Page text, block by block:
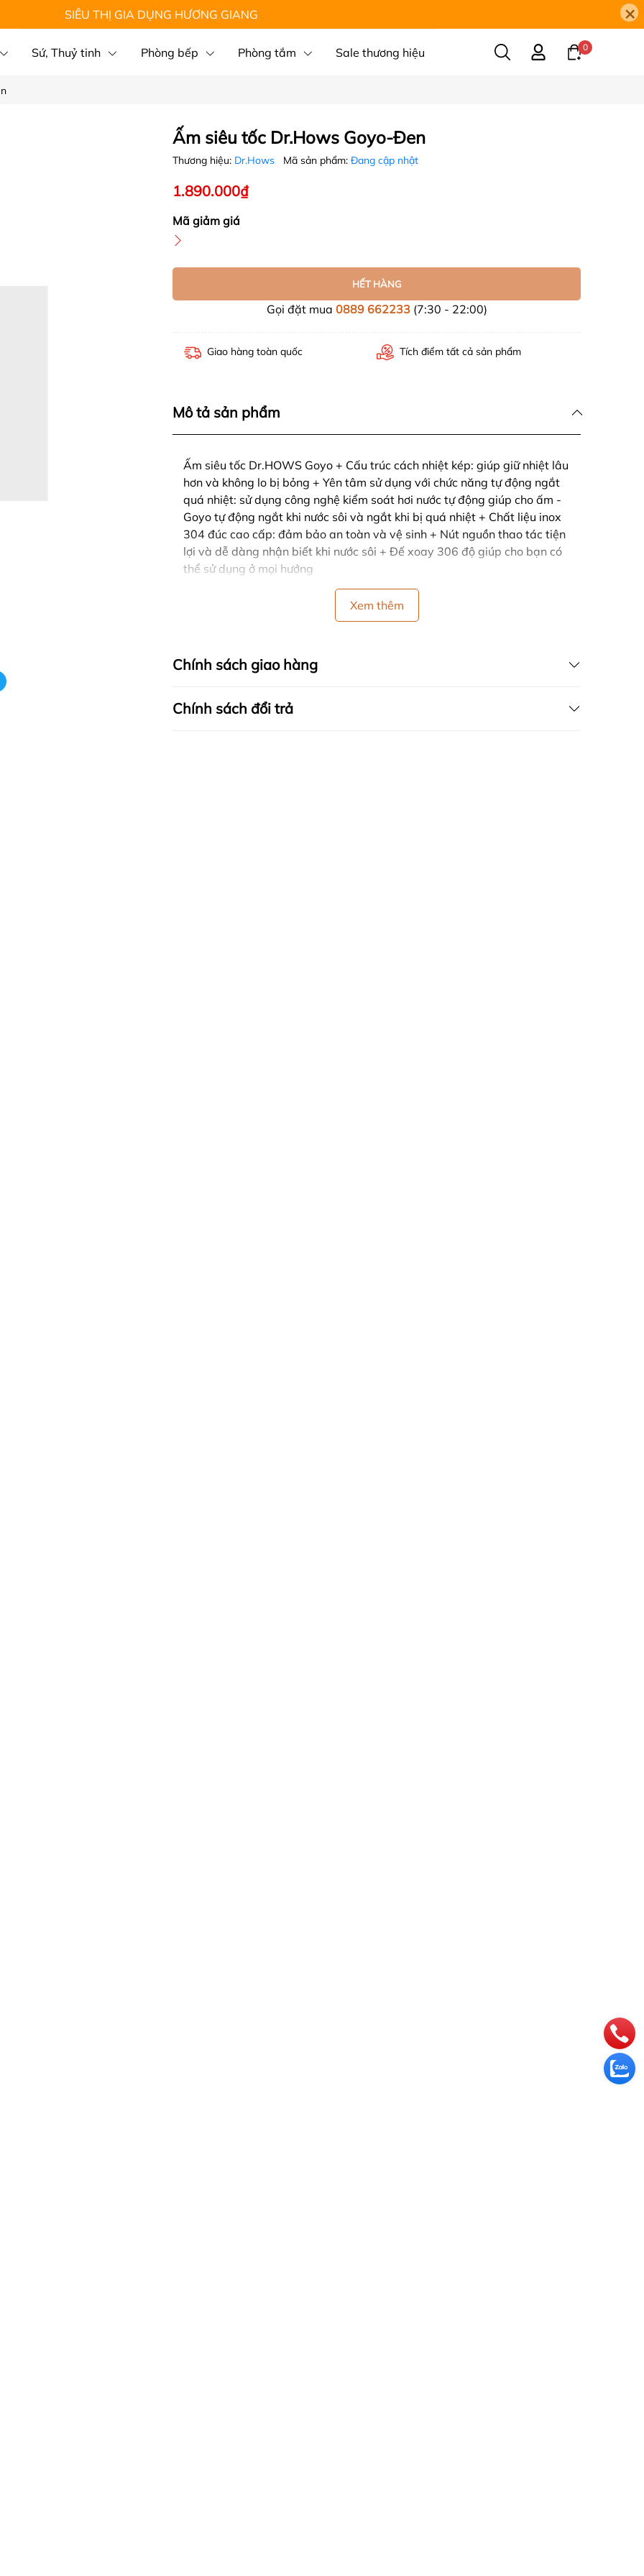
SIÊU THỊ GIA DỤNG HƯƠNG GIANG ×
Sứ, Thuỷ tinh Phòng bếp Phòng tắm Sale thương hiệu 0
Ấm siêu tốc Dr.Hows Goyo-Đen
Thương hiệu: Dr.Hows Mã sản phẩm: Đang cập nhật
1.890.000₫
Mã giảm giá
HẾT HÀNG
Gọi đặt mua 0889 662233(7:30 - 22:00)
Giao hàng toàn quốc Tích điểm tất cả sản phẩm
Mô tả sản phẩm
Ấm siêu tốc Dr.HOWS Goyo + Cấu trúc cách nhiệt kép: giúp giữ nhiệt lâu
hơn và không lo bị bỏng + Yên tâm sử dụng với chức năng tự động ngắt
quá nhiệt: sử dụng công nghệ kiểm soát hơi nước tự động giúp cho ấm -
Goyo tự động ngắt khi nước sôi và ngắt khi bị quá nhiệt + Chất liệu inox
304 đúc cao cấp: đảm bảo an toàn và vệ sinh + Nút nguồn thao tác tiện
lợi và dễ dàng nhận biết khi nước sôi + Đế xoay 306 độ giúp cho bạn có
thể sử dụng ở mọi hướng
Xem thêm
Chính sách giao hàng
Chính sách đổi trả